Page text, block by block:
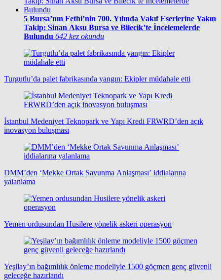
5 Bursa’nın Fethi’nin 700. Yılında Vakıf Eserlerine Yakın
Takip: Sinan Aksu Bursa ve Bilecik’te İncelemelerde
Bulundu 642 kez okundu
Turgutlu’da palet fabrikasında yangın: Ekipler müdahale etti
İstanbul Medeniyet Teknopark ve Yapı Kredi FRWRD’den açık
inovasyon buluşması
DMM’den ‘Mekke Ortak Savunma Anlaşması’ iddialarına
yalanlama
Yemen ordusundan Husilere yönelik askeri operasyon
Yeşilay’ın bağımlılık önleme modeliyle 1500 göçmen genç güvenli
geleceğe hazırlandı